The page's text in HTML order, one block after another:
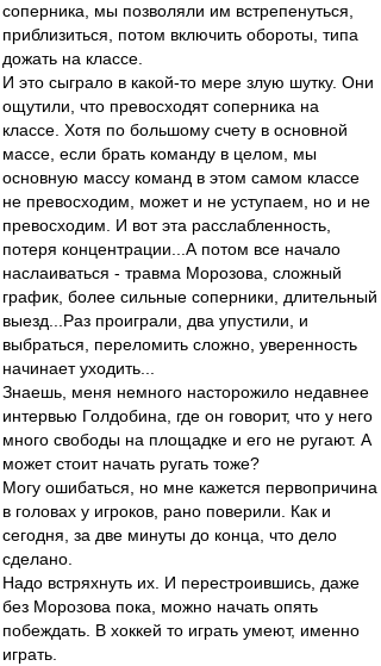
соперника, мы позволяли им встрепенуться,
приблизиться, потом включить обороты, типа
дожать на классе.
И это сыграло в какой-то мере злую шутку. Они
ощутили, что превосходят соперника на
классе. Хотя по большому счету в основной
массе, если брать команду в целом, мы
основную массу команд в этом самом классе
не превосходим, может и не уступаем, но и не
превосходим. И вот эта расслабленность,
потеря концентрации...А потом все начало
наслаиваться - травма Морозова, сложный
график, более сильные соперники, длительный
выезд...Раз проиграли, два упустили, и
выбраться, переломить сложно, уверенность
начинает уходить...
Знаешь, меня немного насторожило недавнее
интервью Голдобина, где он говорит, что у него
много свободы на площадке и его не ругают. А
может стоит начать ругать тоже?
Могу ошибаться, но мне кажется первопричина
в головах у игроков, рано поверили. Как и
сегодня, за две минуты до конца, что дело
сделано.
Надо встряхнуть их. И перестроившись, даже
без Морозова пока, можно начать опять
побеждать. В хоккей то играть умеют, именно
играть.